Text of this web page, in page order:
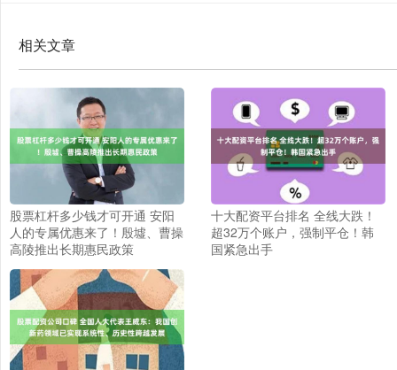
相关文章
股票杠杆多少钱才可开通 安阳
人的专属优惠来了！殷墟、曹操
高陵推出长期惠民政策
十大配资平台排名 全线大跌！
超32万个账户，强制平仓！韩
国紧急出手